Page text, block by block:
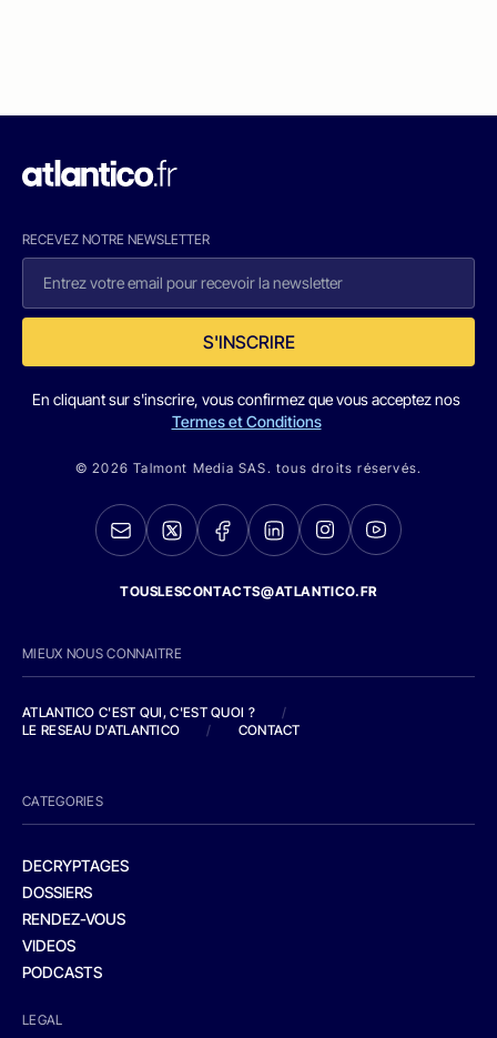
RECEVEZ NOTRE NEWSLETTER
S'INSCRIRE
En cliquant sur s'inscrire, vous confirmez que vous acceptez nos
Termes et Conditions
© 2026 Talmont Media SAS. tous droits réservés.
TOUSLESCONTACTS@ATLANTICO.FR
MIEUX NOUS CONNAITRE
ATLANTICO C'EST QUI, C'EST QUOI ?
/
LE RESEAU D'ATLANTICO
/ CONTACT
CATEGORIES
DECRYPTAGES
DOSSIERS
RENDEZ-VOUS
VIDEOS
PODCASTS
LEGAL